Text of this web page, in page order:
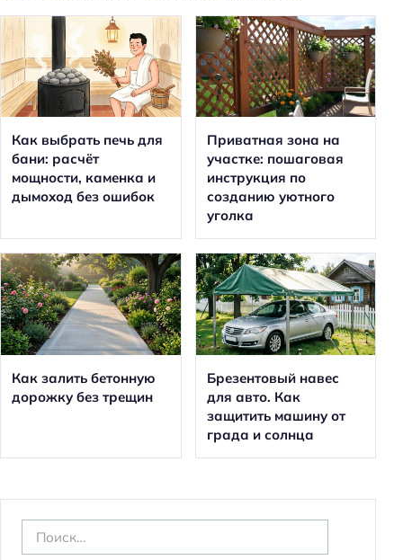
Как выбрать печь для
бани: расчёт
мощности, каменка и
дымоход без ошибок
Приватная зона на
участке: пошаговая
инструкция по
созданию уютного
уголка
Как залить бетонную
дорожку без трещин
Брезентовый навес
для авто. Как
защитить машину от
града и солнца
а